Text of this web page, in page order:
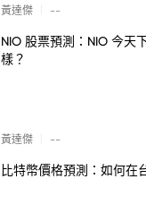
黃達傑 --
NIO 股票預測：NIO 今天
樣？
黃達傑 --
比特幣價格預測：如何在